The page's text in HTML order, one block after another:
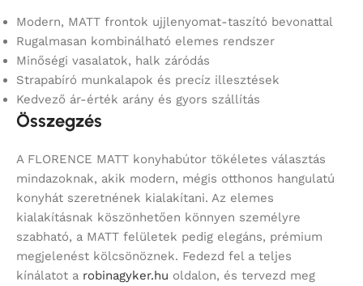
Modern, MATT frontok ujjlenyomat-taszító bevonattal
Rugalmasan kombinálható elemes rendszer
Minőségi vasalatok, halk záródás
Strapabíró munkalapok és precíz illesztések
Kedvező ár-érték arány és gyors szállítás
Összegzés
A FLORENCE MATT konyhabútor tökéletes választás
mindazoknak, akik modern, mégis otthonos hangulatú
konyhát szeretnének kialakítani. Az elemes
kialakításnak köszönhetően könnyen személyre
szabható, a MATT felületek pedig elegáns, prémium
megjelenést kölcsönöznek. Fedezd fel a teljes
kínálatot a robinagyker.hu oldalon, és tervezd meg